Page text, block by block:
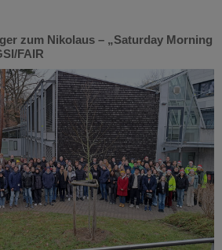
zum Nikolaus – „Saturday Morning
FAIR